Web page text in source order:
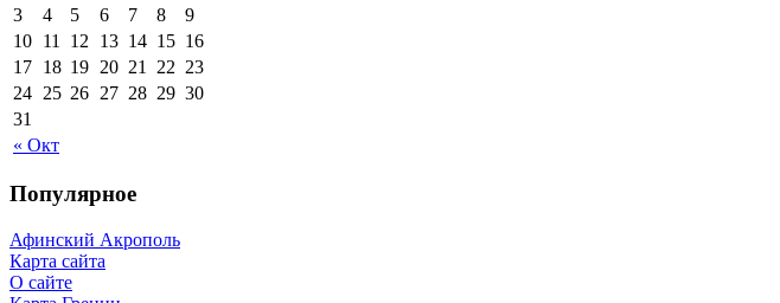
« Окт
3
4 5 6 7 8
9
10 11 12 13 14 15 16
17 18 19 20 21 22 23
24 25 26 27 28 29 30
31
Популярное
Афинский Акрополь
Карта сайта
О сайте